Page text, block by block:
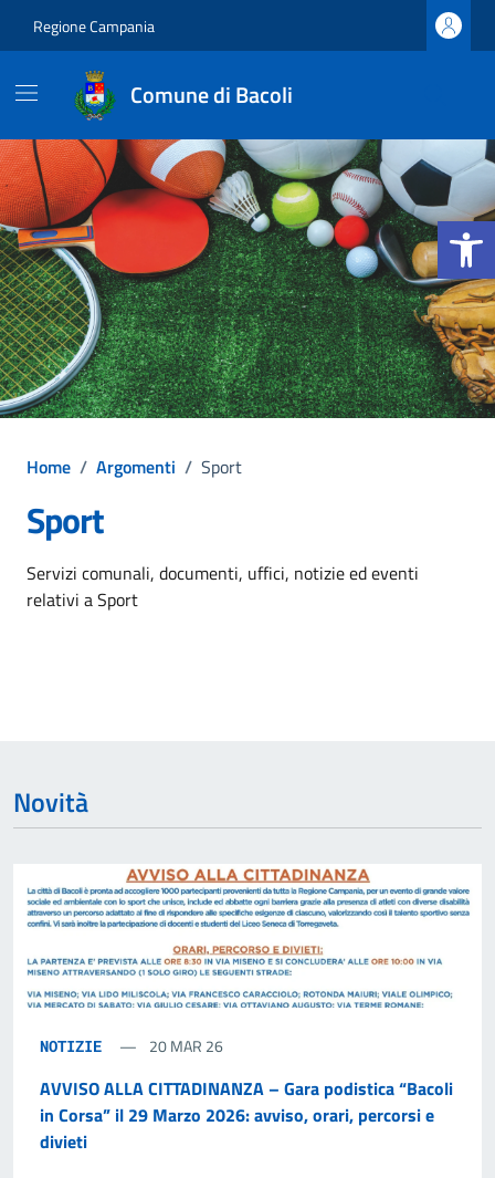
Apri la
Regione Campania
Comune di Bacoli
Home / Argomenti / Sport
Sport
Dettagli dell'argomento
Servizi comunali, documenti, uffici, notizie ed eventi
relativi a Sport
Novità
NOTIZIE 20 MAR 26
AVVISO ALLA CITTADINANZA – Gara podistica “Bacoli
in Corsa” il 29 Marzo 2026: avviso, orari, percorsi e
divieti